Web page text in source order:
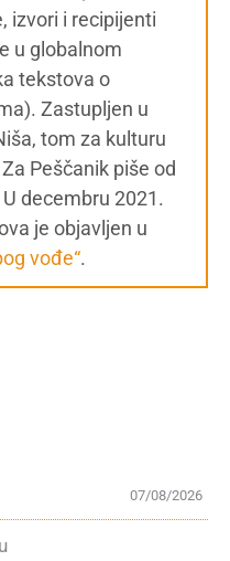
izvori i recipijenti
u globalnom
tekstova o
Zastupljen u
tom za kulturu
Peščanik piše od
decembru 2021.
je objavljen u
vođe“.
07/08/2026